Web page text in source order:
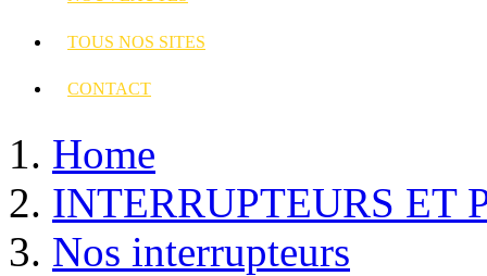
TOUS NOS SITES
CONTACT
Home
INTERRUPTEURS ET
Nos interrupteurs